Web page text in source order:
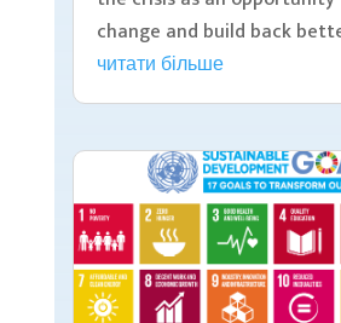
change and build back
читати більше